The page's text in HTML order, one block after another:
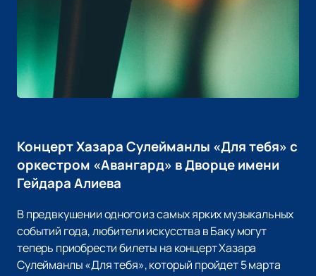
Концерт Хазара Сулейманлы «Для тебя» с
оркестром «Авангард» в Дворце имени
Гейдара Алиева
В предвкушении одного из самых ярких музыкальных
событий года, любители искусства в Баку могут
теперь приобрести билеты на концерт Хазара
Сулейманлы «Для тебя», который пройдет 5 марта